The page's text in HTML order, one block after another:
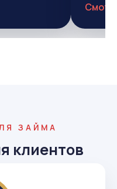
ЗАЙМА
клиентов